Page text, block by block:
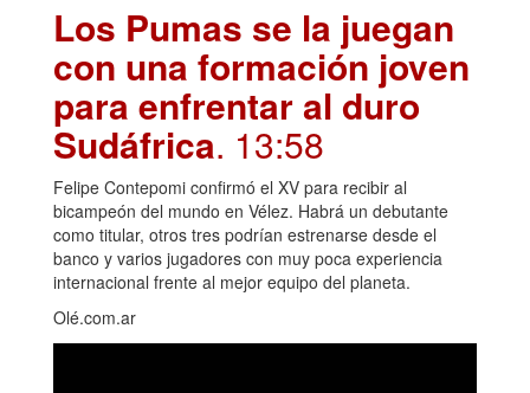
Los Pumas se la juegan
con una formación joven
para enfrentar al duro
Sudáfrica. 13:58
Felipe Contepomi confirmó el XV para recibir al
bicampeón del mundo en Vélez. Habrá un debutante
como titular, otros tres podrían estrenarse desde el
banco y varios jugadores con muy poca experiencia
internacional frente al mejor equipo del planeta.
Olé.com.ar